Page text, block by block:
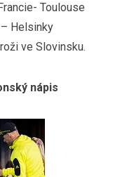
Toulouse
Helsinky
ve Slovinsku.
nápis